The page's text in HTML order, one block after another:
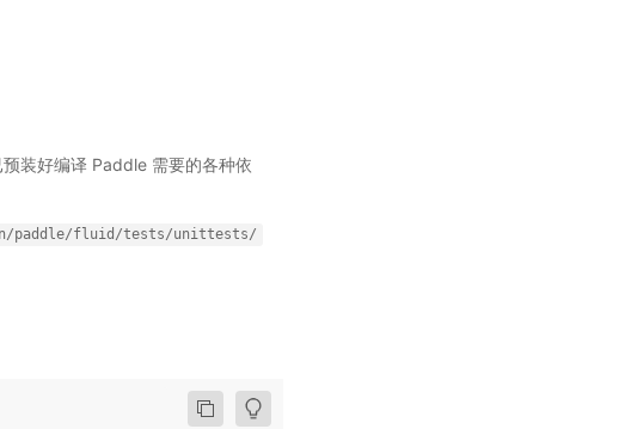
装好编译 Paddle 需要的各种依
paddle/fluid/tests/unittests/